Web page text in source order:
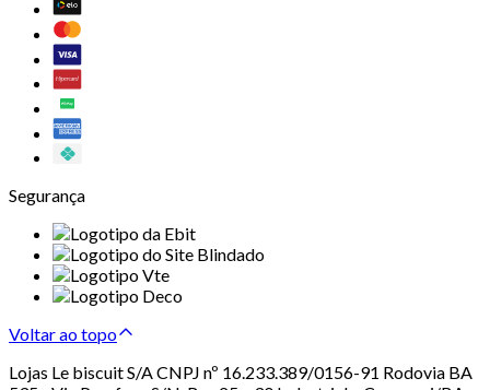
Segurança
Voltar ao topo
Lojas Le biscuit S/A CNPJ nº 16.233.389/0156-91 Rodovia BA